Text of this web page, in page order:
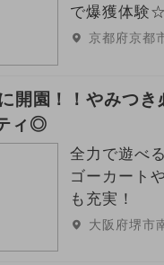
で爆獲体験☆
京都府京都
開園！！やみつき
ィ◎
全力で遊べ
ゴーカート
も充実！
大阪府堺市